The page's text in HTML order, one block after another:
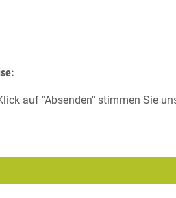
auf "Absenden" stimmen Sie